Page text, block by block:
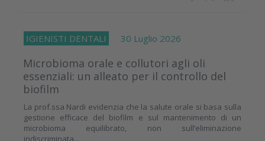
IGIENISTI DENTALI 30 Luglio 2026
Microbioma orale e collutori agli oli
essenziali: un alleato per il controllo del
biofilm
La prof.ssa Nardi evidenzia che la salute orale si basa sulla
gestione efficace del biofilm e sul mantenimento di un
microbioma equilibrato, non sull’eliminazione